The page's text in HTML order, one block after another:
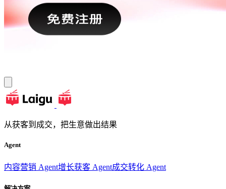
从获客到成交，把生意做出结果
Agent
内容营销 Agent增长获客 Agent成交转化 Agent